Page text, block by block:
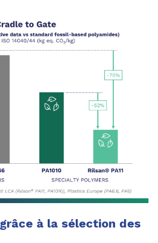
grâce à la sélection des